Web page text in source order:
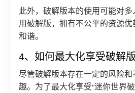
此外，破解版本的使用可能对
用破解版，拥有不公平的资源
和谐。
4、如何最大化享受破解
尽管破解版本存在一定的风险
趣。为了最大化享受“迷你世界